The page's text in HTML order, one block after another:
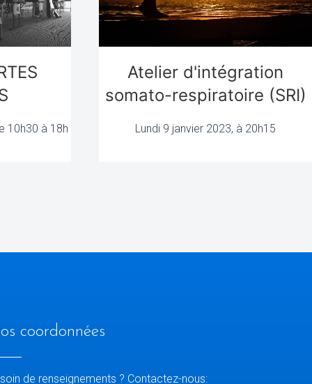
10h30 à 18h
Atelier d'intégration
somato-respiratoire (SRI)
Lundi 9 janvier 2023, à 20h15
coordonnées
de renseignements ? Contactez-nous: